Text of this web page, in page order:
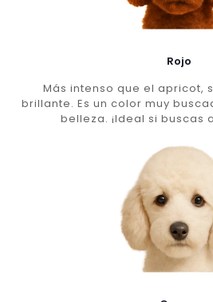
Rojo
Más intenso que el apricot,
brillante. Es un color muy
belleza. ¡Ideal si buscas